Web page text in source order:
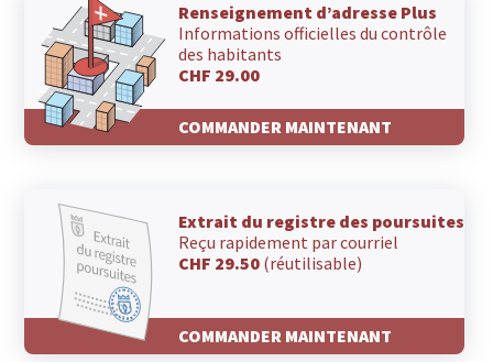
Renseignement d’adresse Plus
Informations officielles du contrôle
des habitants
CHF 29.00
COMMANDER MAINTENANT
Extrait du registre des poursuites
Reçu rapidement par courriel
CHF 29.50 (réutilisable)
COMMANDER MAINTENANT